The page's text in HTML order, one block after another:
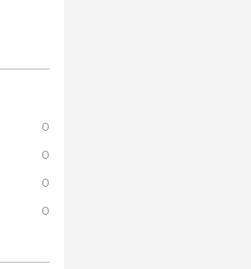
0
0
0
0